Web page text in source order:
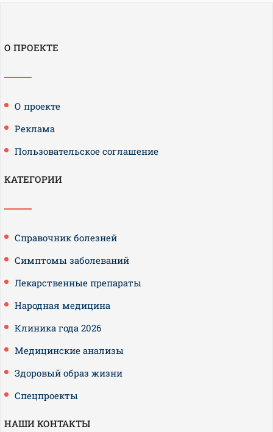
О ПРОЕКТЕ
О проекте
Реклама
Пользовательское соглашение
КАТЕГОРИИ
Справочник болезней
Симптомы заболеваний
Лекарственные препараты
Народная медицина
Клиника года 2026
Медицинские анализы
Здоровый образ жизни
Спецпроекты
НАШИ КОНТАКТЫ